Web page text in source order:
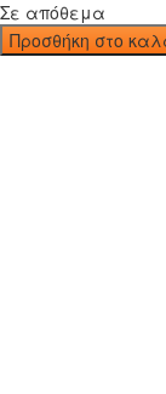
Σε απόθεμα
Προσθήκη στο